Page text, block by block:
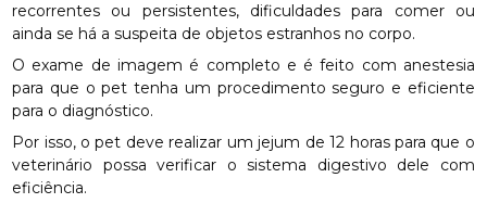
recorrentes ou persistentes, dificuldades para comer ou
ainda se há a suspeita de objetos estranhos no corpo.
O exame de imagem é completo e é feito com anestesia
para que o pet tenha um procedimento seguro e eficiente
para o diagnóstico.
Por isso, o pet deve realizar um jejum de 12 horas para que o
veterinário possa verificar o sistema digestivo dele com
eficiência.